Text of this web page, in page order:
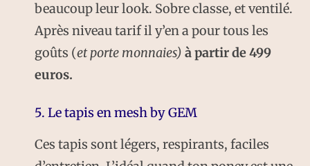
beaucoup leur look. Sobre classe, et ventilé.
Après niveau tarif il y’en a pour tous les
goûts (et porte monnaies) à partir de 499
euros.
5. Le tapis en mesh by GEM
Ces tapis sont légers, respirants, faciles